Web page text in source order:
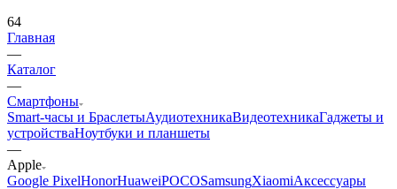
64
Главная
—
Каталог
—
Смартфоны
Smart-часы и БраслетыАудиотехникаВидеотехникаГаджеты и
устройстваНоутбуки и планшеты
—
Apple
Google PixelHonorHuaweiPOCOSamsungXiaomiАксессуары